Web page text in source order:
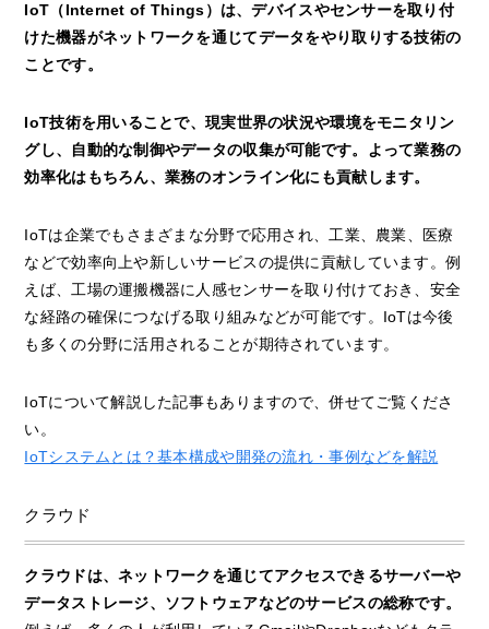
IoT（Internet of Things）は、デバイスやセンサーを取り付
けた機器がネットワークを通じてデータをやり取りする技術の
ことです。
IoT技術を用いることで、現実世界の状況や環境をモニタリン
グし、自動的な制御やデータの収集が可能です。よって業務の
効率化はもちろん、業務のオンライン化にも貢献します。
IoTは企業でもさまざまな分野で応用され、工業、農業、医療
などで効率向上や新しいサービスの提供に貢献しています。例
えば、工場の運搬機器に人感センサーを取り付けておき、安全
な経路の確保につなげる取り組みなどが可能です。IoTは今後
も多くの分野に活用されることが期待されています。
IoTについて解説した記事もありますので、併せてご覧くださ
い。
IoTシステムとは？基本構成や開発の流れ・事例などを解説
クラウド
クラウドは、ネットワークを通じてアクセスできるサーバーや
データストレージ、ソフトウェアなどのサービスの総称です。